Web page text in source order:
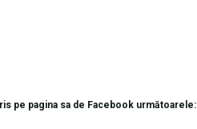
pe pagina sa de Facebook următoarele: